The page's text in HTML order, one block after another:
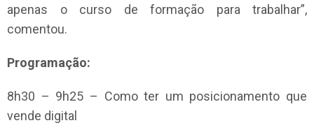
apenas o curso de formação para trabalhar”,
comentou.
Programação:
8h30 – 9h25 – Como ter um posicionamento que
vende digital